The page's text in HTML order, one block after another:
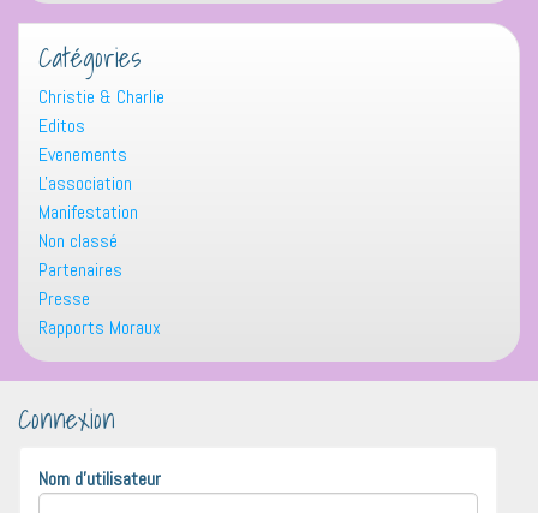
Catégories
Christie & Charlie
Editos
Evenements
L'association
Manifestation
Non classé
Partenaires
Presse
Rapports Moraux
Connexion
Nom d'utilisateur